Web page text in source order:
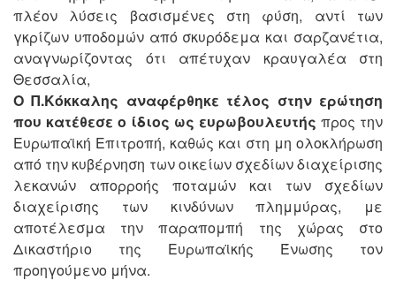
πλέον λύσεις βασισμένες στη φύση, αντί των
γκρίζων υποδομών από σκυρόδεμα και σαρζανέτια,
αναγνωρίζοντας ότι απέτυχαν κραυγαλέα στη
Θεσσαλία,
Ο Π.Κόκκαλης αναφέρθηκε τέλος στην ερώτηση
που κατέθεσε ο ίδιος ως ευρωβουλευτής προς την
Ευρωπαϊκή Επιτροπή, καθώς και στη μη ολοκλήρωση
από την κυβέρνηση των οικείων σχεδίων διαχείρισης
λεκανών απορροής ποταμών και των σχεδίων
διαχείρισης των κινδύνων πλημμύρας, με
αποτέλεσμα την παραπομπή της χώρας στο
Δικαστήριο της Ευρωπαϊκής Ένωσης τον
προηγούμενο μήνα.